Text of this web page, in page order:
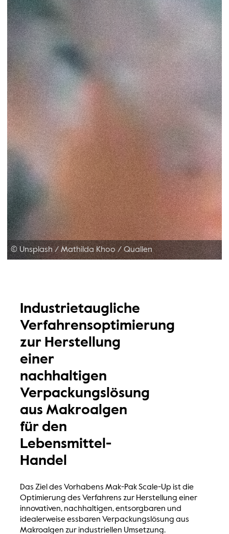
© Unsplash / Mathilda Khoo/Quallen
Industrietaugliche
Verfahrensoptimierung
zur Herstellung
einer
nachhaltigen
Verpackungslösung
aus Makroalgen
für den
Lebensmittel-
Handel
Das Ziel des Vorhabens Mak-Pak Scale-Up ist die
Optimierung des Verfahrens zur Herstellung einer
innovativen, nachhaltigen, entsorgbaren und
idealerweise essbaren Verpackungslösung aus
Makroalgen zur industriellen Umsetzung.